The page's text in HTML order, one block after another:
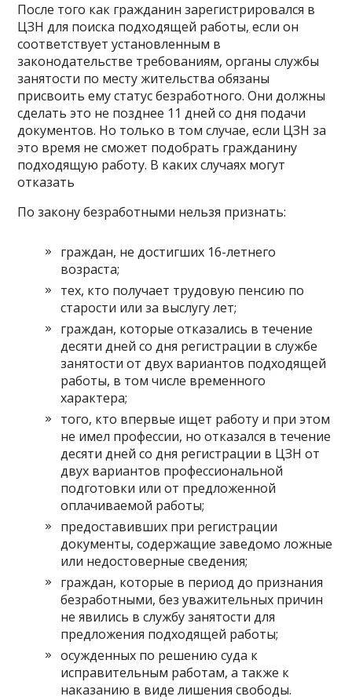
После того как гражданин зарегистрировался в
ЦЗН для поиска подходящей работы, если он
соответствует установленным в
законодательстве требованиям, органы службы
занятости по месту жительства обязаны
присвоить ему статус безработного. Они должны
сделать это не позднее 11 дней со дня подачи
документов. Но только в том случае, если ЦЗН за
это время не сможет подобрать гражданину
подходящую работу. В каких случаях могут
отказать
По закону безработными нельзя признать:
граждан, не достигших 16-летнего
возраста;
тех, кто получает трудовую пенсию по
старости или за выслугу лет;
граждан, которые отказались в течение
десяти дней со дня регистрации в службе
занятости от двух вариантов подходящей
работы, в том числе временного
характера;
того, кто впервые ищет работу и при этом
не имел профессии, но отказался в течение
десяти дней со дня регистрации в ЦЗН от
двух вариантов профессиональной
подготовки или от предложенной
оплачиваемой работы;
предоставивших при регистрации
документы, содержащие заведомо ложные
или недостоверные сведения;
граждан, которые в период до признания
безработными, без уважительных причин
не явились в службу занятости для
предложения подходящей работы;
осужденных по решению суда к
исправительным работам, а также к
наказанию в виде лишения свободы.